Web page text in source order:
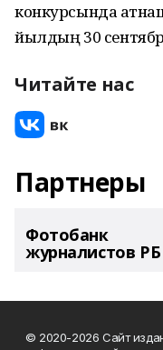
конкурсында
йылдың 30
Читайте нас
Партнеры
Фотобанк
журналистов РБ
© 2020-2026 Сайт